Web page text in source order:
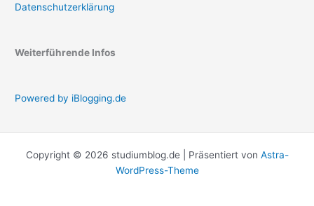
Datenschutzerklärung
Weiterführende Infos
Powered by iBlogging.de
Copyright © 2026 studiumblog.de | Präsentiert von Astra-
WordPress-Theme